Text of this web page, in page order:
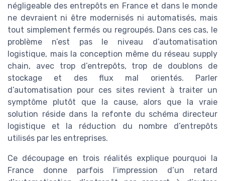
négligeable des entrepôts en France et dans le monde
ne devraient ni être modernisés ni automatisés, mais
tout simplement fermés ou regroupés. Dans ces cas, le
problème n’est pas le niveau d’automatisation
logistique, mais la conception même du réseau supply
chain, avec trop d’entrepôts, trop de doublons de
stockage et des flux mal orientés. Parler
d’automatisation pour ces sites revient à traiter un
symptôme plutôt que la cause, alors que la vraie
solution réside dans la refonte du schéma directeur
logistique et la réduction du nombre d’entrepôts
utilisés par les entreprises.
Ce découpage en trois réalités explique pourquoi la
France donne parfois l’impression d’un retard